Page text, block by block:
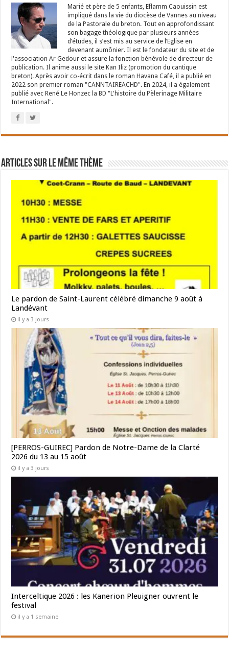
Marié et père de 5 enfants, Eflamm Caouissin est
impliqué dans la vie du diocèse de Vannes au niveau
de la Pastorale du breton. Tout en approfondissant
son bagage théologique par plusieurs années
d’études, il s’est mis au service de l’Eglise en
devenant aumônier. Il est le fondateur du site et de
l'association Ar Gedour et assure la fonction bénévole de directeur de
publication. Il anime aussi le site Kan Iliz (promotion du cantique
breton). Après avoir co-écrit dans le roman Havana Café, il a publié en
2022 son premier roman "CANNTAIREACHD". En 2024, il a également
publié avec René Le Honzec la BD "L'histoire du Pèlerinage Militaire
International".
Articles sur le même thème
Le pardon de Saint-Laurent célébré dimanche 9 août à
Landévant
il y a 3 jours
[PERROS-GUIREC] Pardon de Notre-Dame de la Clarté
2026 du 13 au 15 août
il y a 3 jours
Interceltique 2026 : les Kanerion Pleuigner ouvrent le
festival
il y a 1 semaine